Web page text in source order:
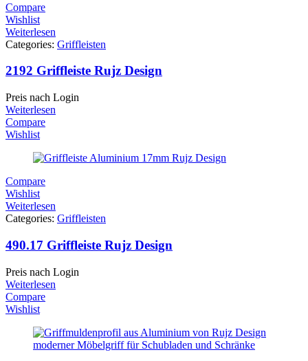
Compare
Wishlist
Weiterlesen
Categories: Griffleisten
2192 Griffleiste Rujz Design
Preis nach Login
Weiterlesen
Compare
Wishlist
Compare
Wishlist
Weiterlesen
Categories: Griffleisten
490.17 Griffleiste Rujz Design
Preis nach Login
Weiterlesen
Compare
Wishlist